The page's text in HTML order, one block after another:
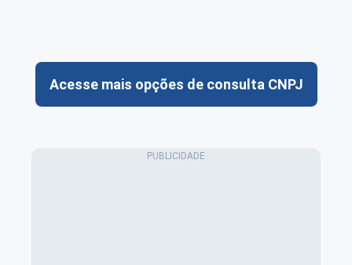
Acesse mais opções de consulta CNPJ